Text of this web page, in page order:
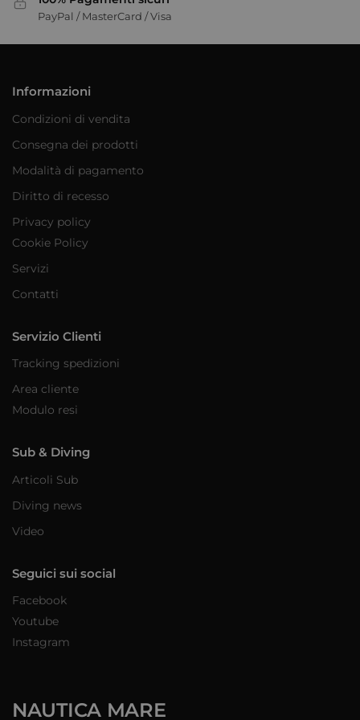
PayPal / MasterCard / Visa
Informazioni
Condizioni di vendita
Consegna dei prodotti
Modalità di pagamento
Diritto di recesso
Privacy policy
Cookie Policy
Servizi
Contatti
Servizio Clienti
Tracking spedizioni
Area cliente
Modulo resi
Sub & Diving
Articoli Sub
Diving news
Video
Seguici sui social
Facebook
Youtube
Instagram
NAUTICA MARE